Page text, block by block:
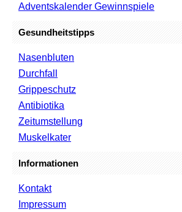
Adventskalender Gewinnspiele
Gesundheitstipps
Nasenbluten
Durchfall
Grippeschutz
Antibiotika
Zeitumstellung
Muskelkater
Informationen
Kontakt
Impressum